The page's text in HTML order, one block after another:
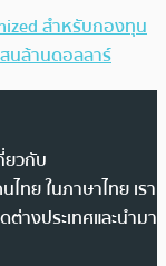
สำหรับกองทุน
นล้านดอลลาร์
ยวกับ
ทย ในภาษาไทย เรา
างประเทศและนำมา